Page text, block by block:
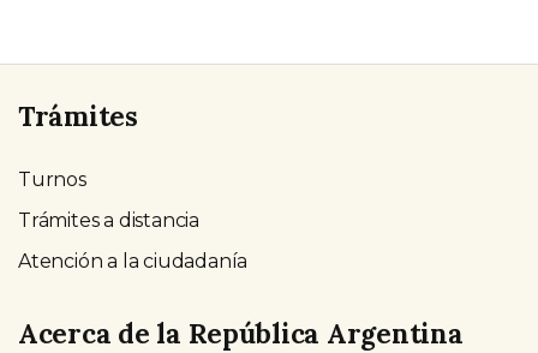
Trámites
Turnos
Trámites a distancia
Atención a la ciudadanía
Acerca de la República Argentina